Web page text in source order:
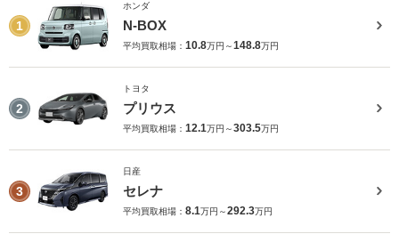
1
ホンダ
N-BOX
平均買取相場： 10.8万円～148.8万円
2
トヨタ
プリウス
平均買取相場： 12.1万円～303.5万円
3
日産
セレナ
平均買取相場： 8.1万円～292.3万円